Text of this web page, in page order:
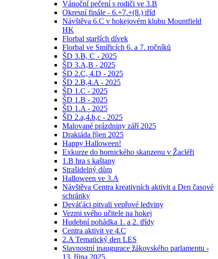
Vánoční pečení s rodiči ve 3.B
Okresní finále - 6.+7.+(8.) tříd
Návštěva 6.C v hokejovém klubu Mountfield
HK
Florbal starších dívek
Florbal ve Smiřicích 6. a 7. ročníků
ŠD 3.B, C - 2025
ŠD 3.A,B - 2025
ŠD 2.C, 4.D - 2025
ŠD 2.B,4.A - 2025
ŠD 1.C - 2025
ŠD 1.B - 2025
ŠD 1.A - 2025
ŠD 2.a,4.b,c - 2025
Malované prázdniny září 2025
Drakiáda říjen 2025
Happy Halloween!
Exkurze do hornického skanzenu v Žacléři
1.B hra s kaštany
Strašidelný dům
Halloween ve 3.A
Návštěva Centra kreativních aktivit a Den časové
schránky
Deváťáci pitvali vepřové ledviny
Vezmi svého učitele na hokej
Hudební pohádka 1. a 2. třídy
Centra aktivit ve 4.C
2.A Tematický den LES
Slavnostní inaugurace žákovského parlamentu -
13. října 2025